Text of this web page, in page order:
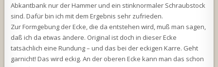
Abkantbank nur der Hammer und ein stinknormaler Schraubstock
sind. Dafür bin ich mit dem Ergebnis sehr zufrieden.
Zur Formgebung der Ecke, die da entstehen wird, muß man sagen,
daß ich da etwas ändere. Original ist doch in dieser Ecke
tatsächlich eine Rundung – und das bei der eckigen Karre. Geht
garnicht! Das wird eckig. An der oberen Ecke kann man das schon